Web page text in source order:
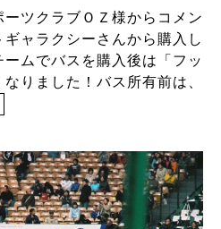
ーツクラブＯＺ様からコメン
ギャラクシーさんから購入し
ムでバスを購入後は「フッ
りました！バス所有前は、